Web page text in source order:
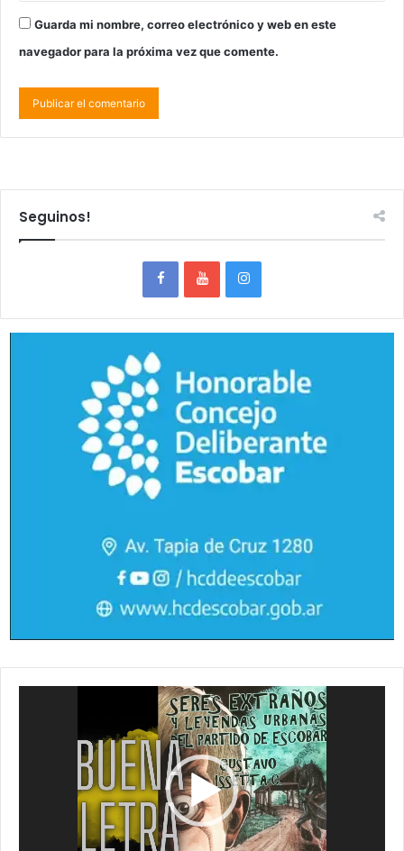
Guarda mi nombre, correo electrónico y web en este
navegador para la próxima vez que comente.
Seguinos!